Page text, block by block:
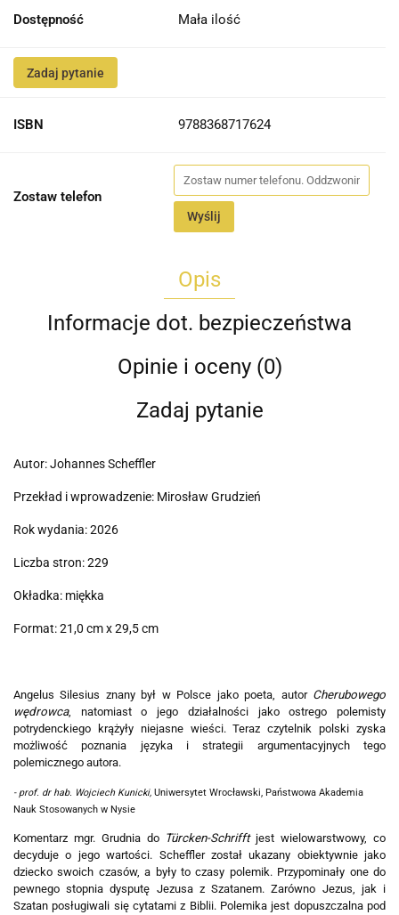
Dostępność Mała ilość
Zadaj pytanie
ISBN 9788368717624
Zostaw telefon
Wyślij
Opis
Informacje dot. bezpieczeństwa
Opinie i oceny (0)
Zadaj pytanie
Autor: Johannes Scheffler
Przekład i wprowadzenie: Mirosław Grudzień
Rok wydania: 2026
Liczba stron: 229
Okładka: miękka
Format: 21,0 cm x 29,5 cm
Angelus Silesius znany był w Polsce jako poeta, autor Cherubowego
wędrowca, natomiast o jego działalności jako ostrego polemisty
potrydenckiego krążyły niejasne wieści. Teraz czytelnik polski zyska
możliwość poznania języka i strategii argumentacyjnych tego
polemicznego autora.
- prof. dr hab. Wojciech Kunicki, Uniwersytet Wrocławski, Państwowa Akademia
Nauk Stosowanych w Nysie
Komentarz mgr. Grudnia do Türcken-Schrifftjest wielowarstwowy, co
decyduje o jego wartości. Scheffler został ukazany obiektywnie jako
dziecko swoich czasów, a były to czasy polemik. Przypominały one do
pewnego stopnia dysputę Jezusa z Szatanem. Zarówno Jezus, jak i
Szatan posługiwali się cytatami z Biblii. Polemika jest dopuszczalna pod